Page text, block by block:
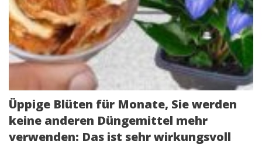
Üppige Blüten für Monate, Sie werden
keine anderen Düngemittel mehr
verwenden: Das ist sehr wirkungsvoll